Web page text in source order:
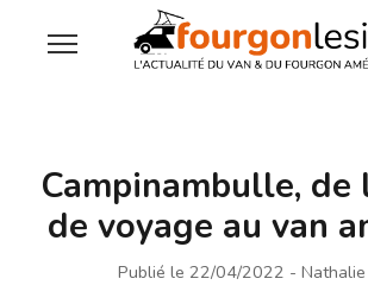
Campinambulle, de
de voyage au van
Publié le 22/04/2022 -